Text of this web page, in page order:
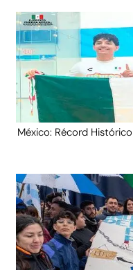
México: Récord